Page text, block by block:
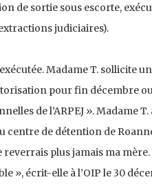
de sortie sous escorte,
judiciaires).
Madame T. sollicite
pour fin décembre
de l’ARPEJ ». Madame
centre de détention de
reverrais plus jamais ma
», écrit-elle à l’OIP le 30